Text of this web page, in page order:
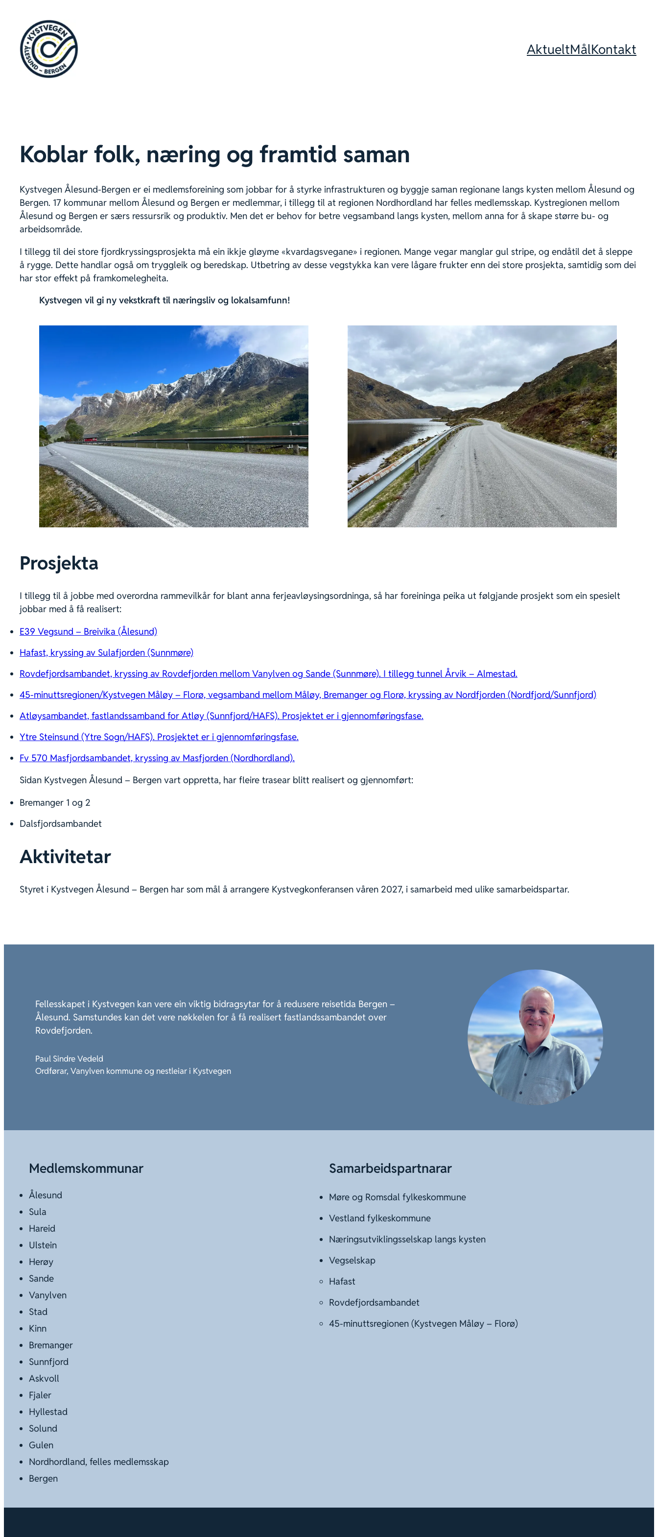
innhold
AktueltMålKontakt
Koblar folk, næring og framtid saman
Kystvegen Ålesund-Bergen er ei medlemsforeining som jobbar for å styrke infrastrukturen og byggje saman regionane langs kysten mellom Ålesund og
Bergen. 17 kommunar mellom Ålesund og Bergen er medlemmar, i tillegg til at regionen Nordhordland har felles medlemsskap. Kystregionen mellom
Ålesund og Bergen er særs ressursrik og produktiv. Men det er behov for betre vegsamband langs kysten, mellom anna for å skape større bu- og
arbeidsområde.
I tillegg til dei store fjordkryssingsprosjekta må ein ikkje gløyme «kvardagsvegane» i regionen. Mange vegar manglar gul stripe, og endåtil det å sleppe
å rygge. Dette handlar også om tryggleik og beredskap. Utbetring av desse vegstykka kan vere lågare frukter enn dei store prosjekta, samtidig som dei
har stor effekt på framkomelegheita.
Kystvegen vil gi ny vekstkraft til næringsliv og lokalsamfunn!
Prosjekta
I tillegg til å jobbe med overordna rammevilkår for blant anna ferjeavløysingsordninga, så har foreininga peika ut følgjande prosjekt som ein spesielt
jobbar med å få realisert:
E39 Vegsund – Breivika (Ålesund)
Hafast, kryssing av Sulafjorden (Sunnmøre)
Rovdefjordsambandet, kryssing av Rovdefjorden mellom Vanylven og Sande (Sunnmøre). I tillegg tunnel Årvik – Almestad.
45-minuttsregionen/Kystvegen Måløy – Florø, vegsamband mellom Måløy, Bremanger og Florø, kryssing av Nordfjorden (Nordfjord/Sunnfjord)
Atløysambandet, fastlandssamband for Atløy (Sunnfjord/HAFS). Prosjektet er i gjennomføringsfase.
Ytre Steinsund (Ytre Sogn/HAFS). Prosjektet er i gjennomføringsfase.
Fv 570 Masfjordsambandet, kryssing av Masfjorden (Nordhordland).
Sidan Kystvegen Ålesund – Bergen vart oppretta, har fleire trasear blitt realisert og gjennomført:
Bremanger 1 og 2
Dalsfjordsambandet
Aktivitetar
Styret i Kystvegen Ålesund – Bergen har som mål å arrangere Kystvegkonferansen våren 2027, i samarbeid med ulike samarbeidspartar.
Fellesskapet i Kystvegen kan vere ein viktig bidragsytar for å redusere reisetida Bergen –
Ålesund. Samstundes kan det vere nøkkelen for å få realisert fastlandssambandet over
Rovdefjorden.
Paul Sindre Vedeld
Ordførar, Vanylven kommune og nestleiar i Kystvegen
Medlemskommunar
Ålesund
Sula
Hareid
Ulstein
Herøy
Sande
Vanylven
Stad
Kinn
Bremanger
Sunnfjord
Askvoll
Fjaler
Hyllestad
Solund
Gulen
Nordhordland, felles medlemsskap
Bergen
Samarbeidspartnarar
Møre og Romsdal fylkeskommune
Vestland fylkeskommune
Næringsutviklingsselskap langs kysten
Vegselskap
Hafast
Rovdefjordsambandet
45-minuttsregionen (Kystvegen Måløy – Florø)